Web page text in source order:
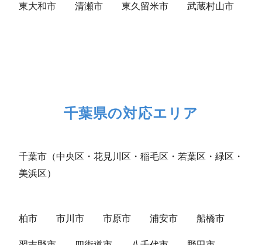
東大和市 清瀬市 東久留米市 武蔵村山市
千葉県の対応エリア
千葉市（中央区・花見川区・稲毛区・若葉区・緑区・
美浜区）
柏市 市川市 市原市 浦安市 船橋市